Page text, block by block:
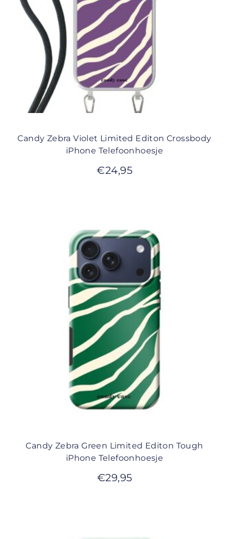
Candy Zebra Violet Limited Editon Crossbody
iPhone Telefoonhoesje
€24,95
Candy Zebra Green Limited Editon Tough
iPhone Telefoonhoesje
€29,95